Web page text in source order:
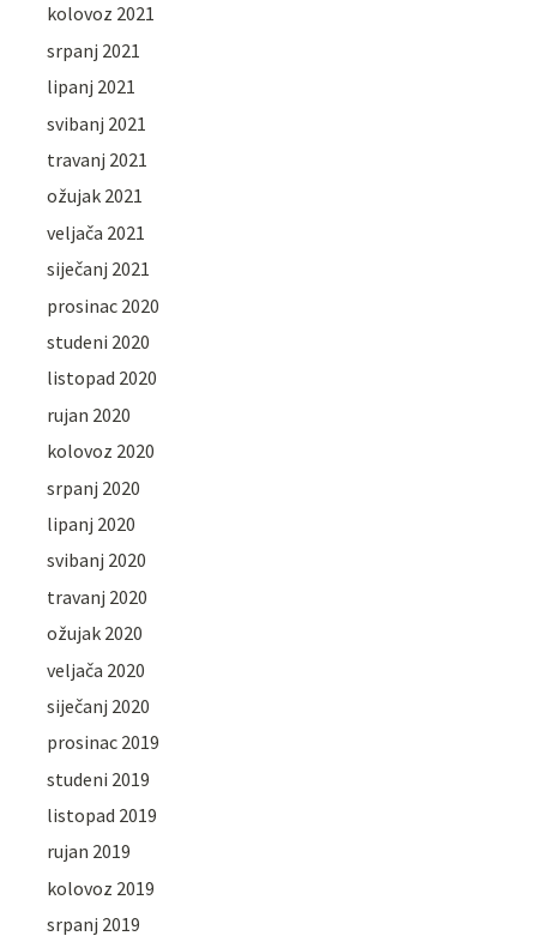
kolovoz 2021
srpanj 2021
lipanj 2021
svibanj 2021
travanj 2021
ožujak 2021
veljača 2021
siječanj 2021
prosinac 2020
studeni 2020
listopad 2020
rujan 2020
kolovoz 2020
srpanj 2020
lipanj 2020
svibanj 2020
travanj 2020
ožujak 2020
veljača 2020
siječanj 2020
prosinac 2019
studeni 2019
listopad 2019
rujan 2019
kolovoz 2019
srpanj 2019